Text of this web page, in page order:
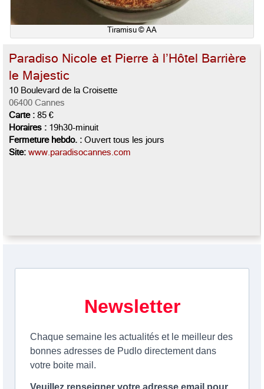
Tiramisu © AA
Paradiso Nicole et Pierre à l’Hôtel Barrière
le Majestic
10 Boulevard de la Croisette
06400 Cannes
Carte : 85 €
Horaires : 19h30-minuit
Fermeture hebdo. : Ouvert tous les jours
Site: www.paradisocannes.com